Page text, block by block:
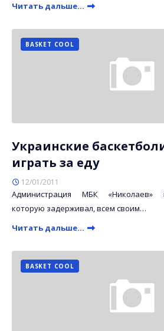
Читать дальше...
BASKET COOL
Украинские
играть за еду
12/01/2011
Администрация МБК «Николаев»
которую задерживал, всем своим…
Читать дальше...
BASKET COOL